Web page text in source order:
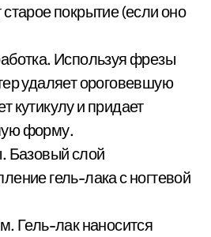
покрытие (если оно
Используя фрезы
удаляет ороговевшую
кутикулу и придает
форму.
Базовый слой
гель-лака с ногтевой
Гель-лак наносится